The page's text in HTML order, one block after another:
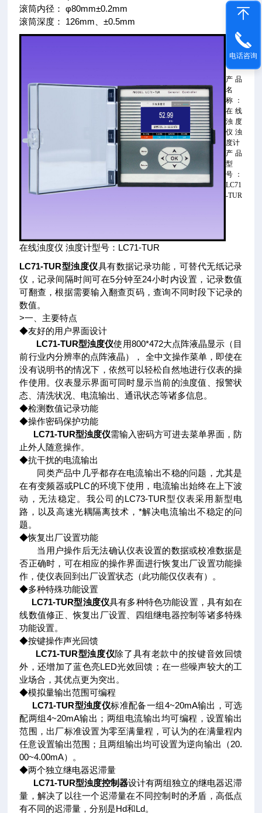
滚筒内径： φ80mm±0.2mm
滚筒深度： 126mm、±0.5mm
产品
名
称：
在线
浊度
仪 浊
度计
产品
型
号：
LC71
-TUR
在线浊度仪 浊度计型号：LC71-TUR
LC71-TUR型浊度仪具有数据记录功能，可替代无纸记录
仪，记录间隔时间可在5分钟至24小时内设置，记录数值
可翻查，根据需要输入翻查页码，查询不同时段下记录的
数值。
>一、主要特点
◆友好的用户界面设计
LC71-TUR型浊度仪使用800*472大点阵液晶显示（目
前行业内分辨率的点阵液晶）， 全中文操作菜单，即使在
没有说明书的情况下，依然可以轻松自然地进行仪表的操
作使用。仪表显示界面可同时显示当前的浊度值、报警状
态、清洗状况、电流输出、通讯状态等诸多信息。
◆检测数值记录功能
◆操作密码保护功能
LC71-TUR型浊度仪需输入密码方可进去菜单界面，防
止外人随意操作。
◆抗干扰的电流输出
同类产品中几乎都存在电流输出不稳的问题，尤其是
在有变频器或PLC的环境下使用，电流输出始终在上下波
动，无法稳定。我公司的LC73-TUR型仪表采用新型电
路，以及高速光耦隔离技术，*解决电流输出不稳定的问
题。
◆恢复出厂设置功能
当用户操作后无法确认仪表设置的数据或校准数据是
否正确时，可在相应的操作界面进行恢复出厂设置功能操
作，使仪表回到出厂设置状态（此功能仅仪表有）。
◆多种特殊功能设置
LC71-TUR型浊度仪具有多种特色功能设置，具有如在
线数值修正、恢复出厂设置、四组继电器控制等诸多特殊
功能设置。
◆按键操作声光回馈
LC71-TUR型浊度仪除了具有老款中的按键音效回馈
外，还增加了蓝色亮LED光效回馈；在一些噪声较大的工
业场合，其优点更为突出。
◆模拟量输出范围可编程
LC71-TUR型浊度仪标准配备一组4~20mA输出，可选
配两组4~20mA输出；两组电流输出均可编程，设置输出
范围，出厂标准设置为零至满量程，可认为的在满量程内
任意设置输出范围；且两组输出均可设置为逆向输出（20.
00~4.00mA）。
◆两个独立继电器迟滞量
LC71-TUR型浊度控制器设计有两组独立的继电器迟滞
量，解决了以往一个迟滞量在不同控制时的矛盾，高低点
有不同的迟滞量，分别是Hd和Ld。
电话咨询